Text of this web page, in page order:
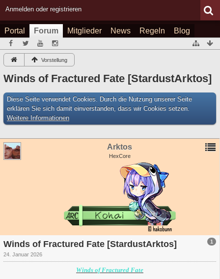
Anmelden oder registrieren
Portal Forum Mitglieder News Regeln Blog
Vorstellung
Winds of Fractured Fate [StardustArktos]
Diese Seite verwendet Cookies. Durch die Nutzung unserer Seite
erklären Sie sich damit einverstanden, dass wir Cookies setzen.
Weitere Informationen
Arktos
HexCore
1
Winds of Fractured Fate [StardustArktos]
24. Januar 2026
Winds of Fractured Fate